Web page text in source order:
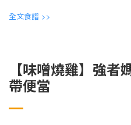
全文食譜 >>
【味噌燒雞】強
帶便當